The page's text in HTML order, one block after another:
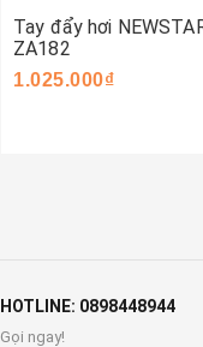
Tay đẩy hơi
ZA182
1.025.000₫
HOTLINE: 0898448944
Gọi ngay!